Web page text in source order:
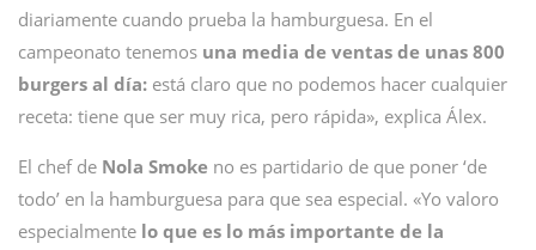
diariamente cuando prueba la hamburguesa. En el
campeonato tenemos una media de ventas de unas 800
burgers al día: está claro que no podemos hacer cualquier
receta: tiene que ser muy rica, pero rápida», explica Álex.
El chef de Nola Smoke no es partidario de que poner ‘de
todo’ en la hamburguesa para que sea especial. «Yo valoro
especialmente lo que es lo más importante de la